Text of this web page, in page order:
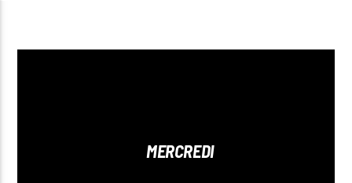
MERCREDI